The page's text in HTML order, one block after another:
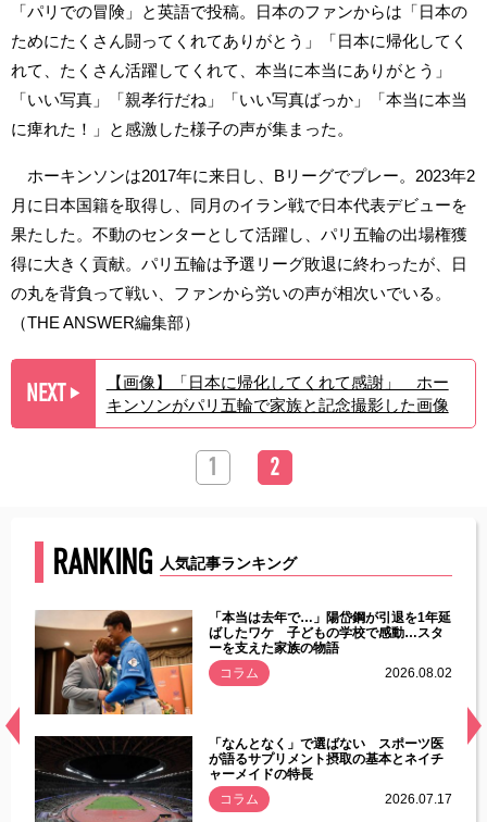
「パリでの冒険」と英語で投稿。日本のファンからは「日本の
ためにたくさん闘ってくれてありがとう」「日本に帰化してく
れて、たくさん活躍してくれて、本当に本当にありがとう」
「いい写真」「親孝行だね」「いい写真ばっか」「本当に本当
に痺れた！」と感激した様子の声が集まった。
ホーキンソンは2017年に来日し、Bリーグでプレー。2023年2
月に日本国籍を取得し、同月のイラン戦で日本代表デビューを
果たした。不動のセンターとして活躍し、パリ五輪の出場権獲
得に大きく貢献。パリ五輪は予選リーグ敗退に終わったが、日
の丸を背負って戦い、ファンから労いの声が相次いでいる。
（THE ANSWER編集部）
NEXT ▶︎
【画像】「日本に帰化してくれて感謝」 ホー
キンソンがパリ五輪で家族と記念撮影した画像
1 2
RANKING 人気記事ランキング
常
「本当は去年で…」陽岱鋼が引退を1年延
ばしたワケ 子どもの学校で感動…スタ
ーを支えた家族の物語
コラム
2026.08.02
「なんとなく」で選ばない スポーツ医
が語るサプリメント摂取の基本とネイチ
ャーメイドの特長
コラム
2026.07.17